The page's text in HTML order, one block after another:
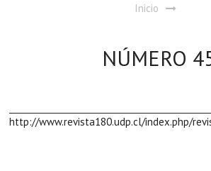
Inicio
NÚMERO
http://www.revista180.udp.cl/index.php/